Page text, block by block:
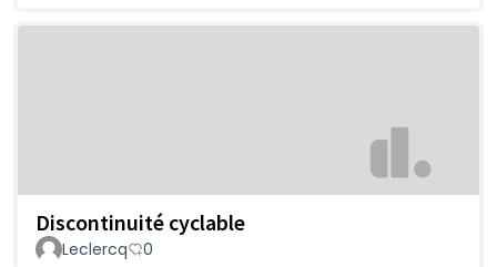
Discontinuité cyclable
Leclercq 0